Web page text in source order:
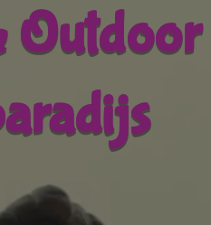
Outdoor